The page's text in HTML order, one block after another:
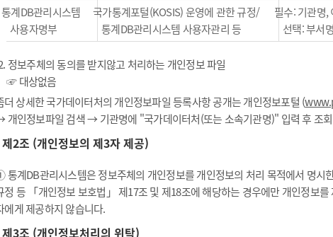
통계DB관리시스템
사용자명부
국가통계포털(KOSIS) 운영에 관한 규정/
통계DB관리시스템 사용자관리 등
필수: 기관명,
선택: 부서
정보주체의 동의를 받지않고 처리하는 개인정보 파일
☞ 대상없음
상세한 국가데이터처의 개인정보파일 등록사항 공개는 개인정보포털 (
개인정보파일 검색 → 기관명에 "국가데이터처(또는 소속기관명)" 입력 후 조
제2조 (개인정보의 제3자 제공)
통계DB관리시스템은 정보주체의 개인정보를 개인정보의 처리 목적에서 명시
정 등 「개인정보 보호법」 제17조 및 제18조에 해당하는 경우에만 개인정보
에게 제공하지 않습니다.
제3조 (개인정보처리의 위탁)